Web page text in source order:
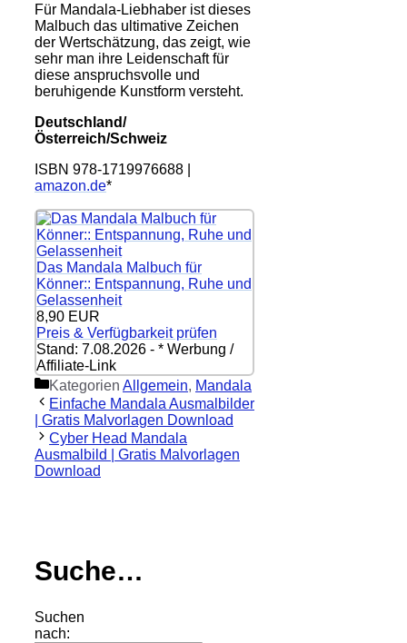
Für Mandala-Liebhaber ist dieses
Malbuch das ultimative Zeichen
der Wertschätzung, das zeigt, wie
sehr man ihre Leidenschaft für
diese anspruchsvolle und
beruhigende Kunstform versteht.
Deutschland/
Österreich/Schweiz
ISBN 978-1719976688 |
amazon.de*
Das Mandala Malbuch für
Könner:: Entspannung, Ruhe und
Gelassenheit
8,90 EUR
Preis & Verfügbarkeit prüfen
Stand: 7.08.2026 - * Werbung /
Affiliate-Link
Kategorien Allgemein, Mandala
Einfache Mandala Ausmalbilder
| Gratis Malvorlagen Download
Cyber Head Mandala
Ausmalbild | Gratis Malvorlagen
Download
Suche…
Suchen
nach: